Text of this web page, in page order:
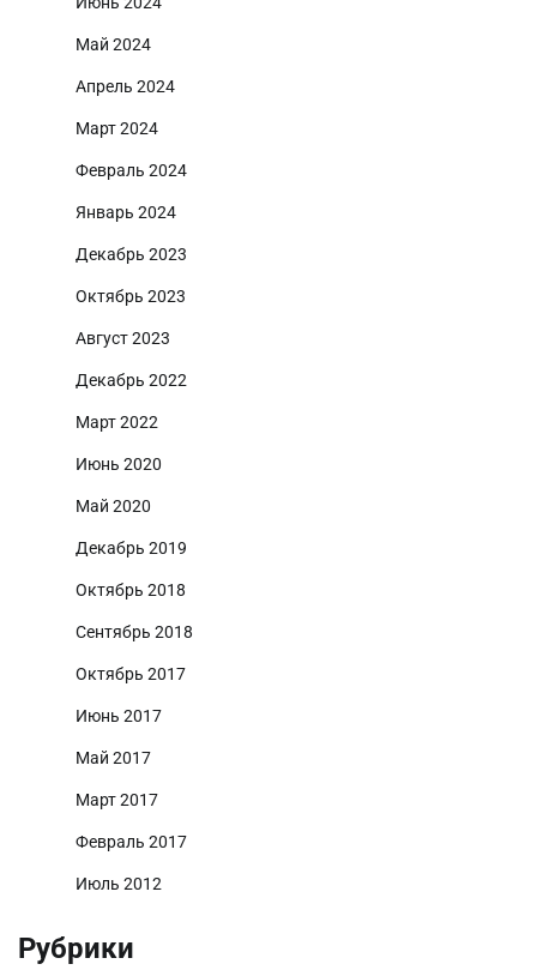
Май 2024
Апрель 2024
Март 2024
Февраль 2024
Январь 2024
Декабрь 2023
Октябрь 2023
Август 2023
Декабрь 2022
Март 2022
Июнь 2020
Май 2020
Декабрь 2019
Октябрь 2018
Сентябрь 2018
Октябрь 2017
Июнь 2017
Май 2017
Март 2017
Февраль 2017
Июль 2012
Рубрики